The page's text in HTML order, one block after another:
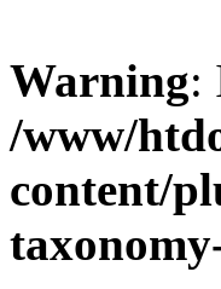
Warning:
/www/
content/